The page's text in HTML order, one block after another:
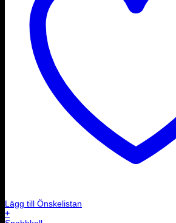
Lägg till Önskelistan
+